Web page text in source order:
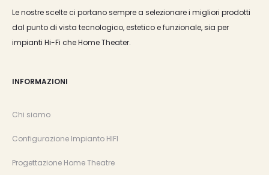
Le nostre scelte ci portano sempre a selezionare i migliori prodotti
dal punto di vista tecnologico, estetico e funzionale, sia per
impianti Hi-Fi che Home Theater.
INFORMAZIONI
Chi siamo
Configurazione Impianto HIFI
Progettazione Home Theatre